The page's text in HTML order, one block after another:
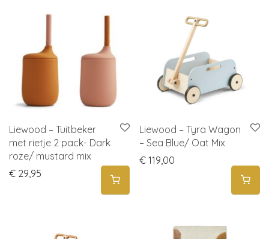
Liewood – Tuitbeker
met rietje 2 pack- Dark
roze/ mustard mix
€ 29,95
Liewood – Tyra Wagon
– Sea Blue/ Oat Mix
€ 119,00